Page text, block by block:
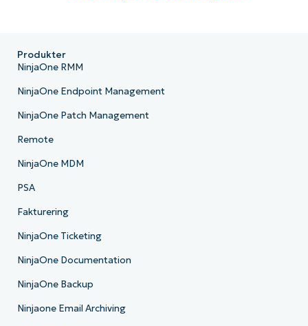
Produkter
NinjaOne RMM
NinjaOne Endpoint Management
NinjaOne Patch Management
Remote
NinjaOne MDM
PSA
Fakturering
NinjaOne Ticketing
NinjaOne Documentation
NinjaOne Backup
Ninjaone Email Archiving